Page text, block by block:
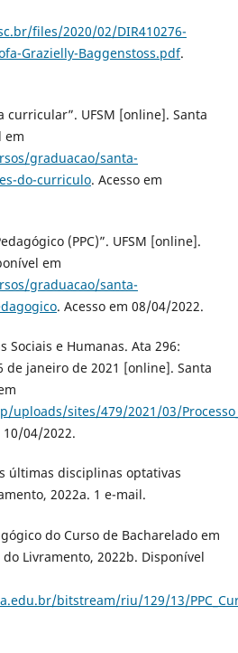
files/2020/02/DIR410276-
Grazielly-Baggenstoss.pdf.
curricular”. UFSM [online]. Santa
em
graduacao/santa-
do-curriculo. Acesso em
(PPC)”. UFSM [online].
em
graduacao/santa-
. Acesso em 08/04/2022.
Sociais e Humanas. Ata 296:
de janeiro de 2021 [online]. Santa
sites/479/2021/03/
10/04/2022.
últimas disciplinas optativas
2022a. 1 e-mail.
do Curso de Bacharelado em
Livramento, 2022b. Disponível
bitstream/riu/129/13/